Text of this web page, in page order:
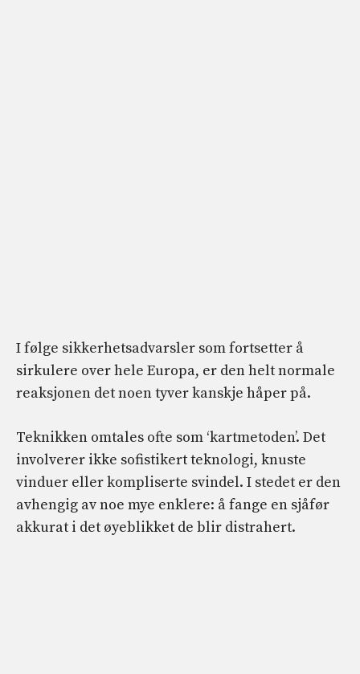
I følge sikkerhetsadvarsler som fortsetter å
sirkulere over hele Europa, er den helt normale
reaksjonen det noen tyver kanskje håper på.
Teknikken omtales ofte som ‘kartmetoden’. Det
involverer ikke sofistikert teknologi, knuste
vinduer eller kompliserte svindel. I stedet er den
avhengig av noe mye enklere: å fange en sjåfør
akkurat i det øyeblikket de blir distrahert.